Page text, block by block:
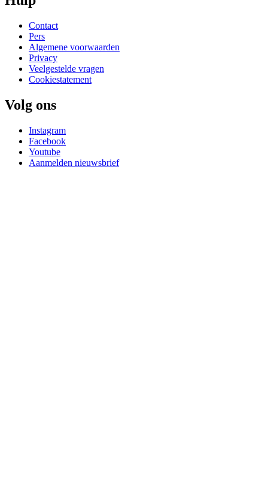
Contact
Pers
Algemene voorwaarden
Privacy
Veelgestelde vragen
Cookiestatement
Volg ons
Instagram
Facebook
Youtube
Aanmelden nieuwsbrief